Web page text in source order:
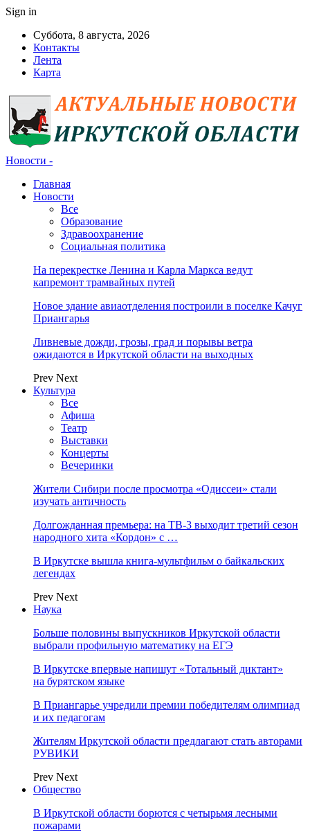
Sign in
Суббота, 8 августа, 2026
Контакты
Лента
Карта
Новости -
Главная
Новости
Все
Образование
Здравоохранение
Социальная политика
На перекрестке Ленина и Карла Маркса ведут
капремонт трамвайных путей
Новое здание авиаотделения построили в поселке Качуг
Приангарья
Ливневые дожди, грозы, град и порывы ветра
ожидаются в Иркутской области на выходных
Prev Next
Культура
Все
Афиша
Театр
Выставки
Концерты
Вечеринки
Жители Сибири после просмотра «Одиссеи» стали
изучать античность
Долгожданная премьера: на ТВ-3 выходит третий сезон
народного хита «Кордон» с …
В Иркутске вышла книга-мультфильм о байкальских
легендах
Prev Next
Наука
Больше половины выпускников Иркутской области
выбрали профильную математику на ЕГЭ
В Иркутске впервые напишут «Тотальный диктант»
на бурятском языке
В Приангарье учредили премии победителям олимпиад
и их педагогам
Жителям Иркутской области предлагают стать авторами
РУВИКИ
Prev Next
Общество
В Иркутской области борются с четырьмя лесными
пожарами